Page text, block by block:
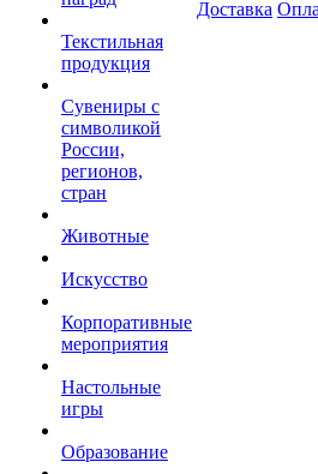
Текстильная
продукция
Сувениры с
символикой
России,
регионов,
стран
Животные
Искусство
Корпоративные
мероприятия
Настольные
игры
Образование
Доставка